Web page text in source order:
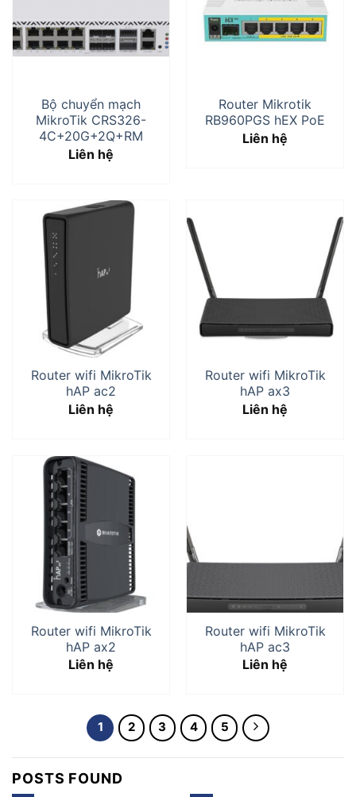
Bộ chuyển mạch
MikroTik CRS326-
4C+20G+2Q+RM
Liên hệ
Router Mikrotik
RB960PGS hEX PoE
Liên hệ
Router wifi MikroTik
hAP ac2
Liên hệ
Router wifi MikroTik
hAP ax3
Liên hệ
Router wifi MikroTik
hAP ax2
Liên hệ
Router wifi MikroTik
hAP ac3
Liên hệ
1 2 3 4 5
POSTS FOUND